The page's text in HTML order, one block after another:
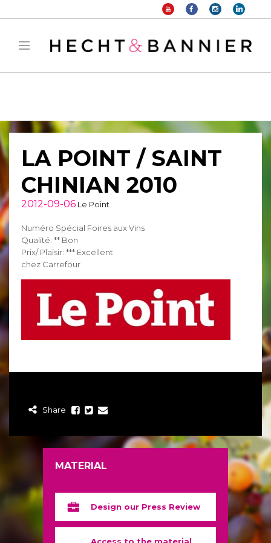
: filter_var() expects parameter 2 to be long, string given in
manager/public/frontend.phpon line 1149
LA POINT / SAINT
CHINIAN 2010
2012-09-06 Le Point
Numéro Spécial Foires aux Vins
Qualité: ** Bon
Prix/ Plaisir: *** Excellent
chez Carrefour
Share
MATERIAL
Design our Press Review